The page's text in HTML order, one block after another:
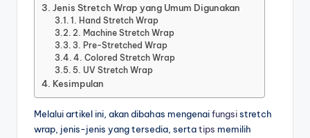
Jenis Stretch Wrap yang Umum Digunakan
1. Hand Stretch Wrap
2. Machine Stretch Wrap
3. Pre-Stretched Wrap
4. Colored Stretch Wrap
5. UV Stretch Wrap
Kesimpulan
Melalui artikel ini, akan dibahas mengenaifungsistretch
wrap, jenis-jenis yang tersedia, sertatips memilih